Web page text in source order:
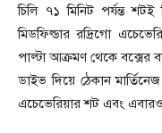
চিলি ৭১ মিনিট পর্যন্ত শটই
মিডফিল্ডার রদ্রিগো
পাল্টা আক্রমণ থেকে বক্সের
ডাইভ দিয়ে ঠেকান
এচেভেরিয়ার শট এবং এবারও